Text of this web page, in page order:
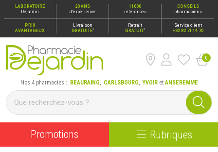
LABORATOIRE
Dejardin
20 ANS
d’expérience
11000
références
CONSEILS
pharmaciens
PRIX
AVANTAGEUX
Livraison
GRATUITE*
Retrait
GRATUIT*
Service client
+32 82 71 14 70
Pharmacie Dejardin Nos 4 pharmacies : Beauraing,
0
Nos 4 pharmacies : BEAURAING, CARLSBOURG,YVOIRetANSEREMME
Promotions Rubriques